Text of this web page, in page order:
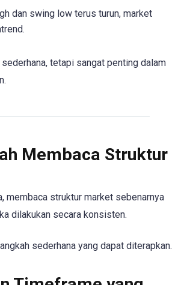
dan swing low terus turun, market
tetapi sangat penting dalam
Membaca Struktur
membaca struktur market sebenarnya
dilakukan secara konsisten.
sederhana yang dapat diterapkan.